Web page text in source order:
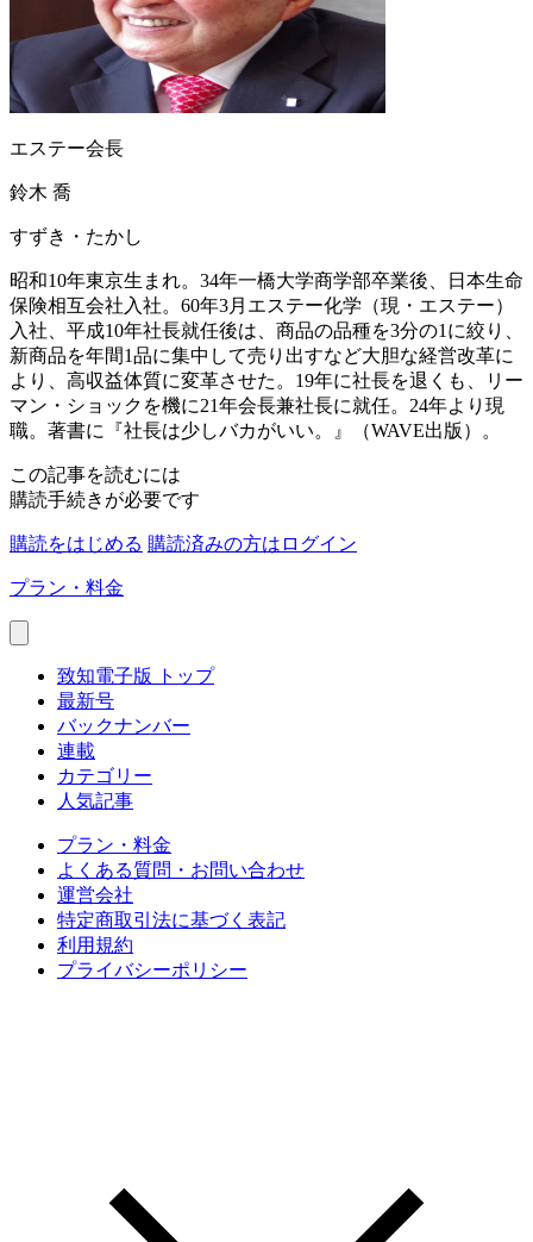
エステー会長
鈴木 喬
すずき・たかし
昭和10年東京生まれ。34年一橋大学商学部卒業後、日本生命
保険相互会社入社。60年3月エステー化学（現・エステー）
入社、平成10年社長就任後は、商品の品種を3分の1に絞り、
新商品を年間1品に集中して売り出すなど大胆な経営改革に
より、高収益体質に変革させた。19年に社長を退くも、リー
マン・ショックを機に21年会長兼社長に就任。24年より現
職。著書に『社長は少しバカがいい。』（WAVE出版）。
この記事を読むには
購読手続きが必要です
購読をはじめる 購読済みの方はログイン
プラン・料金
致知電子版 トップ
最新号
バックナンバー
連載
カテゴリー
人気記事
プラン・料金
よくある質問・お問い合わせ
運営会社
特定商取引法に基づく表記
利用規約
プライバシーポリシー